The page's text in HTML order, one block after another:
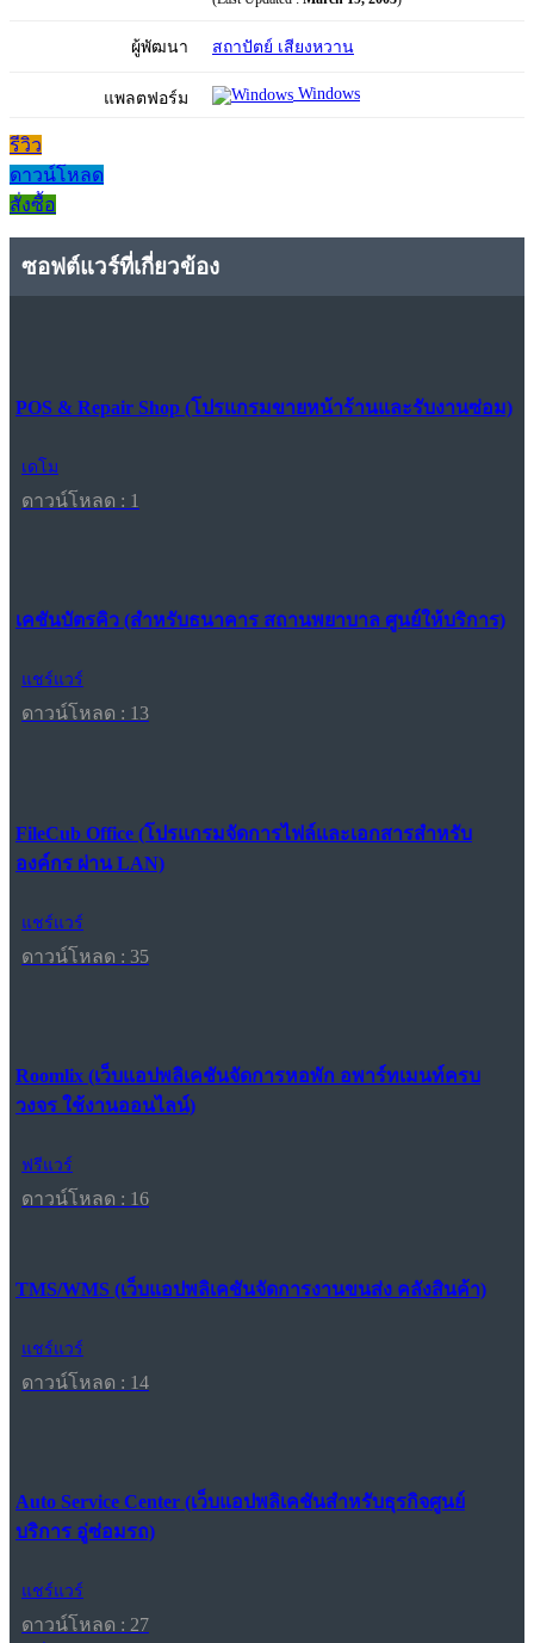
ผู้พัฒนา สถาปัตย์ เสียงหวาน
แพลตฟอร์ม Windows
รีวิว
ดาวน์โหลด
สั่งซื้อ
ซอฟต์แวร์ที่เกี่ยวข้อง
POS & Repair Shop (โปรแกรมขายหน้าร้านและรับงานซ่อม)
เดโม
ดาวน์โหลด : 1
เคชันบัตรคิว (สำหรับธนาคาร สถานพยาบาล ศูนย์ให้บริการ)
แชร์แวร์
ดาวน์โหลด : 13
FileCub Office (โปรแกรมจัดการไฟล์และเอกสารสำหรับ
องค์กร ผ่าน LAN)
แชร์แวร์
ดาวน์โหลด : 35
Roomlix (เว็บแอปพลิเคชันจัดการหอพัก อพาร์ทเมนท์ครบ
วงจร ใช้งานออนไลน์)
ฟรีแวร์
ดาวน์โหลด : 16
TMS/WMS (เว็บแอปพลิเคชันจัดการงานขนส่ง คลังสินค้า)
แชร์แวร์
ดาวน์โหลด : 14
Auto Service Center (เว็บแอปพลิเคชันสำหรับธุรกิจศูนย์
บริการ อู่ซ่อมรถ)
แชร์แวร์
ดาวน์โหลด : 27